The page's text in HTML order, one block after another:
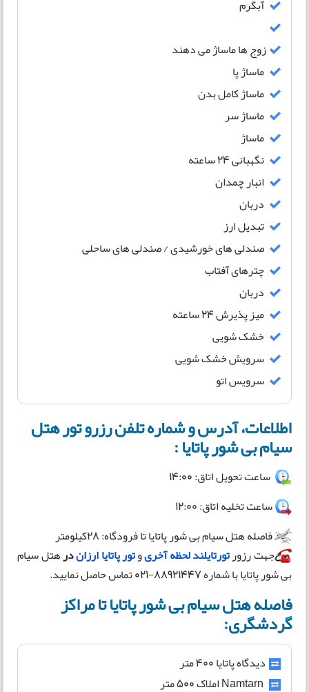
آبگرم
زوج ها ماساژ می دهند
ماساژ پا
ماساژ کامل بدن
ماساژ سر
ماساژ
نگهبانی 24 ساعته
انبار چمدان
دربان
تبدیل ارز
صندلی های خورشیدی / صندلی های ساحلی
چترهای آفتاب
دربان
میز پذیرش 24 ساعته
خشک شویی
سرویش خشک شویی
سرویس اتو
اطلاعات، آدرس و شماره تلفن رزرو تور هتل
سیام بی شور پاتایا :
ساعت تحویل اتاق: 14:00
ساعت تخلیه اتاق: 12:00
فاصله هتل سیام بی شور پاتایا تا فرودگاه: 28کیلومتر
جهت رزورتورتایلند لحظه آخریوتور پاتایا ارزاندرهتل سیام
بی شور پاتایا با شماره 88921447-021 تماس حاصل نمایید.
فاصله هتل سیام بی شور پاتایا تا مراکز
گردشگری:
دیدگاه پاتایا 400 متر